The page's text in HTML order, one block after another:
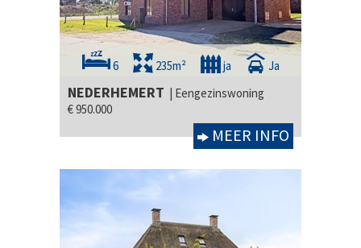
6 235m² ja Ja
NEDERHEMERT | Eengezinswoning
€ 950.000
MEER INFO